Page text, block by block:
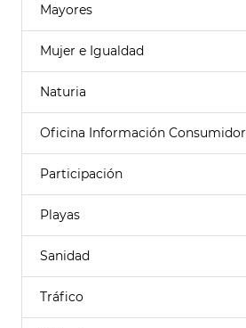
Mayores
Mujer e Igualdad
Naturia
Oficina Información Consumidor
Participación
Playas
Sanidad
Tráfico